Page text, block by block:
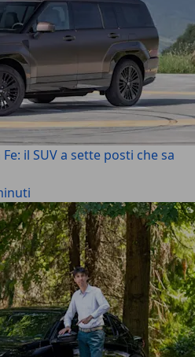
il SUV a sette posti che sa